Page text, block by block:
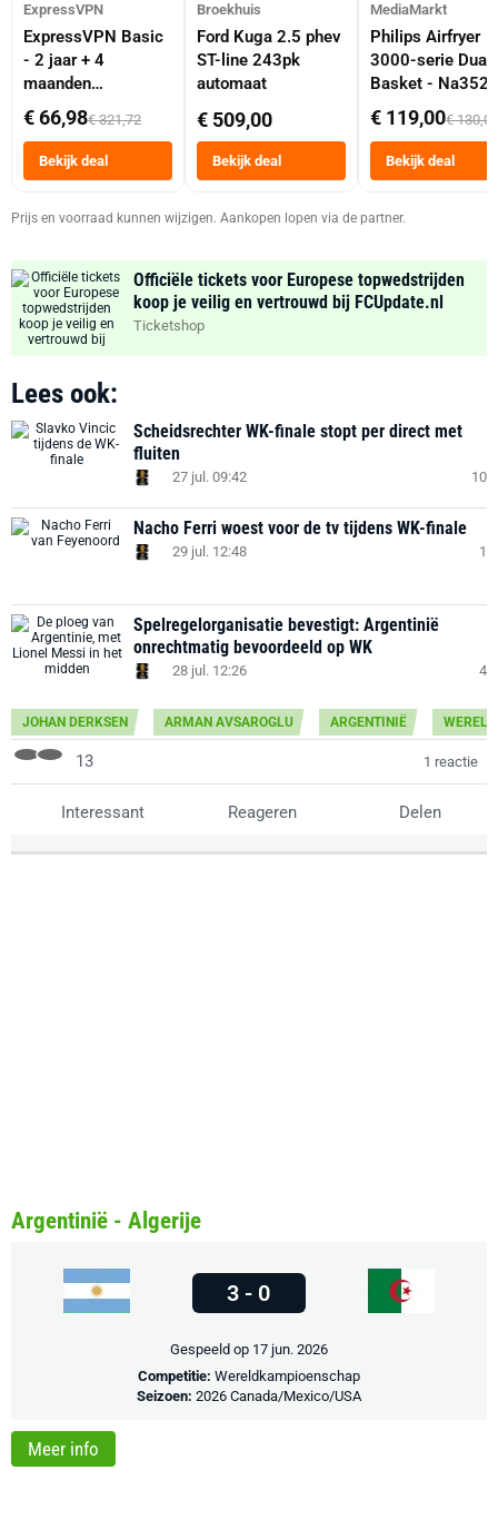
ExpressVPN
ExpressVPN Basic
- 2 jaar + 4
maanden
abonnement
€ 66,98€ 321,72
Bekijk deal
Broekhuis
Ford Kuga 2.5 phev
ST-line 243pk
automaat
€ 509,00
Bekijk deal
MediaMarkt
Philips Airfryer
3000-serie Dual
Basket -
Dubbele Mand 9
Tot 6 Personen
Heteluchtfriteuse
Zwart
€ 119,00€ 130,00
Bekijk deal
Prijs en voorraad kunnen wijzigen. Aankopen lopen via de partner.
Officiële tickets voor Europese topwedstrijden
koop je veilig en vertrouwd bij FCUpdate.nl
Ticketshop
Lees ook:
Scheidsrechter WK-finale stopt per direct met
fluiten
27 jul. 09:42 10
Nacho Ferri woest voor de tv tijdens WK-finale
29 jul. 12:48 1
Spelregelorganisatie bevestigt: Argentinië
onrechtmatig bevoordeeld op WK
28 jul. 12:26 4
JOHAN DERKSEN ARMAN AVSAROGLU ARGENTINIË
13 1 reactie
Interessant Reageren Delen
Argentinië - Algerije
3 - 0
Gespeeld op 17 jun. 2026
Competitie: Wereldkampioenschap
Seizoen: 2026 Canada/Mexico/USA
Meer info